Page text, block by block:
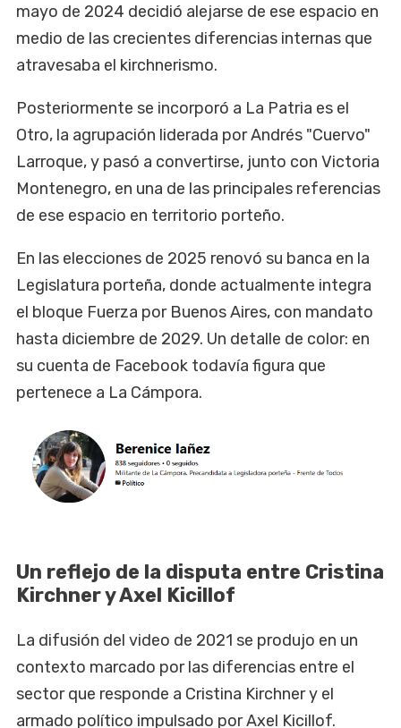
mayo de 2024 decidió alejarse de ese espacio en
medio de las crecientes diferencias internas que
atravesaba el kirchnerismo.
Posteriormente se incorporó a La Patria es el
Otro, la agrupación liderada por Andrés "Cuervo"
Larroque, y pasó a convertirse, junto con Victoria
Montenegro, en una de las principales referencias
de ese espacio en territorio porteño.
En las elecciones de 2025 renovó su banca en la
Legislatura porteña, donde actualmente integra
el bloque Fuerza por Buenos Aires, con mandato
hasta diciembre de 2029. Un detalle de color: en
su cuenta de Facebook todavía figura que
pertenece a La Cámpora.
Un reflejo de la disputa entre Cristina
Kirchner y Axel Kicillof
La difusión del video de 2021 se produjo en un
contexto marcado por las diferencias entre el
sector que responde a Cristina Kirchner y el
armado político impulsado por Axel Kicillof.